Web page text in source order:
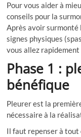
Pour vous aider à
conseils pour la
Après avoir surmonté
signes physiques
vous allez
Phase 1 :
bénéfique
Pleurer est la
nécessaire à la
Il faut repenser à